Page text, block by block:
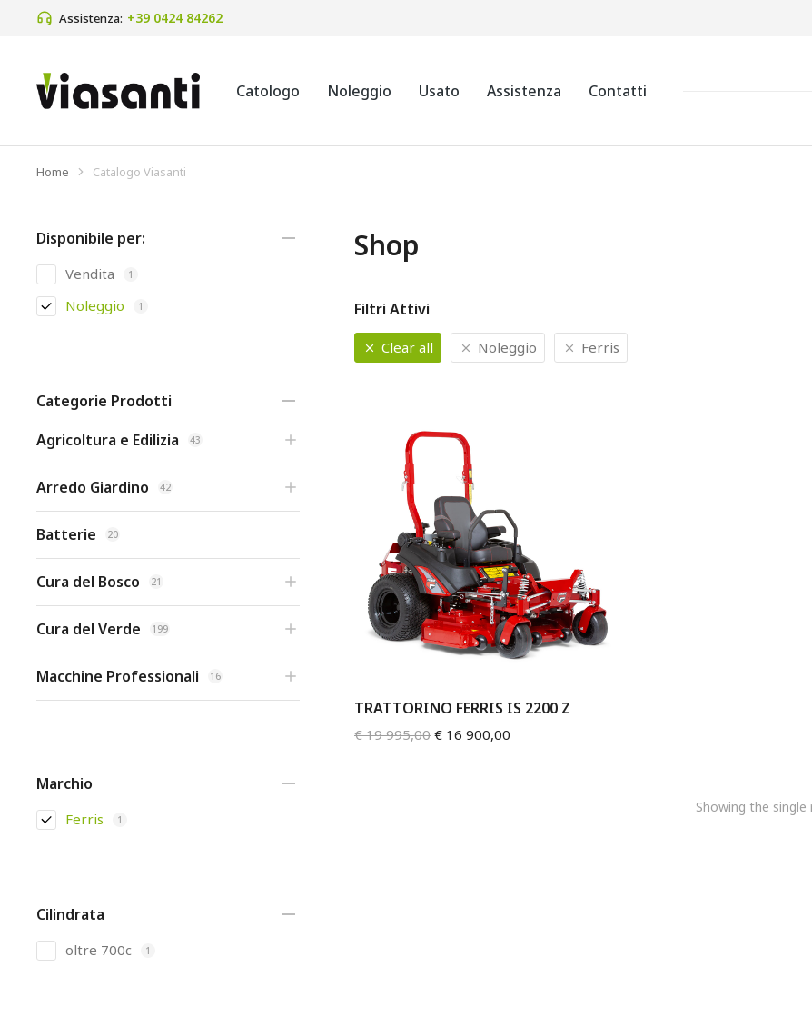
Assistenza: +39 0424 84262
Catologo Noleggio Usato Assistenza Contatti
Tu sei qui:
Home Catalogo Viasanti
Disponibile per:
Vendita 1
Noleggio 1
Categorie Prodotti
Agricoltura e Edilizia
43
Arredo Giardino 42
Batterie 20
Cura del Bosco 21
Cura del Verde 199
Macchine Professionali 16
Marchio
Ferris 1
Cilindrata
oltre 700c 1
Shop
Filtri Attivi
Clear all Noleggio Ferris
TRATTORINO FERRIS IS 2200 Z
€19 995,00 € 16 900,00
Showing the single